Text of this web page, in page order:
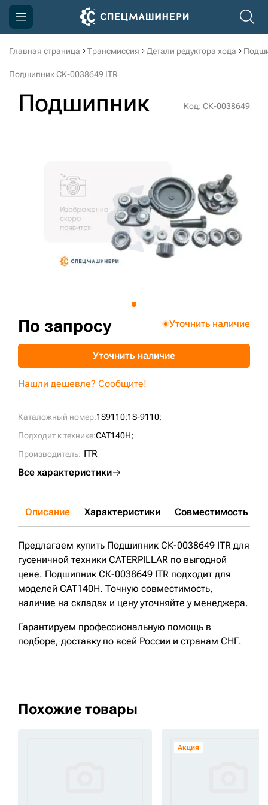
Главная страница Трансмиссия Детали редуктора хода
Подшипник СК-0038649 ITR
Подшипник Код: СК-0038649
Каталожный номер:1S9110;1S-9110;
Подходит к технике:CAT140H;
Производитель: ITR
Все характеристики
По запросу Уточнить наличие
Уточнить наличие
Нашли дешевле? Сообщите!
Описание Характеристики Совместимость
Предлагаем купить Подшипник СК-0038649 ITR для
гусеничной техники CATERPILLAR по выгодной
цене. Подшипник СК-0038649 ITR подходит для
моделей CAT140H. Точную совместимость,
наличие на складах и цену уточняйте у менеджера.
Гарантируем профессиональную помощь в
подборе, доставку по всей России и странам СНГ.
Похожие товары
Акция
Компания
Доставка и оплата
3D тур по производству
3D тур по складам
sksale@skdst.ru